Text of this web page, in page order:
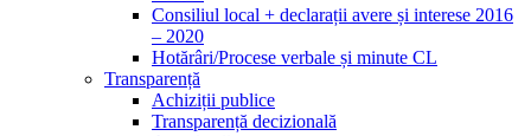
Consiliul local + declarații avere și interese 2016
– 2020
Hotărâri/Procese verbale și minute CL
Transparență
Achiziții publice
Transparență decizională